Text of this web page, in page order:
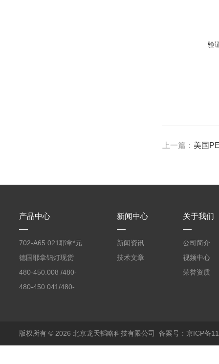
验
上一篇： 美国
产品中心
702-A65.021耶拿*元
素分析仪反应罐
德国耶拿钨灯现货
480-450.008 /480-
450.008C耶拿镉Cd空
480-450.041/480-
包邮
新闻中心
新闻资讯
技术文章
关于我们
公司简介
视频中心
荣誉资质
版权所有 © 2026 北京龙天韬略科技有限公司 备案号：京ICP备